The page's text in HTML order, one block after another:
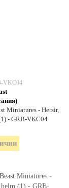
VKC04
Miniatures - Hersir,
- GRB-VKC04